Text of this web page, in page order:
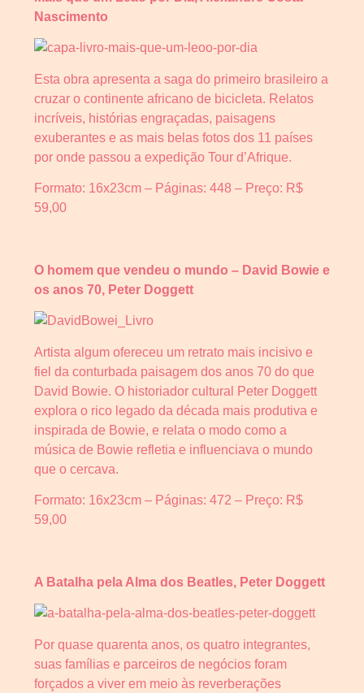
Nascimento
Esta obra apresenta a saga do primeiro brasileiro a
cruzar o continente africano de bicicleta. Relatos
incríveis, histórias engraçadas, paisagens
exuberantes e as mais belas fotos dos 11 países
por onde passou a expedição Tour d’Afrique.
Formato: 16x23cm – Páginas: 448 – Preço: R$
59,00
O homem que vendeu o mundo – David Bowie e
os anos 70, Peter Doggett
Artista algum ofereceu um retrato mais incisivo e
fiel da conturbada paisagem dos anos 70 do que
David Bowie. O historiador cultural Peter Doggett
explora o rico legado da década mais produtiva e
inspirada de Bowie, e relata o modo como a
música de Bowie refletia e influenciava o mundo
que o cercava.
Formato: 16x23cm – Páginas: 472 – Preço: R$
59,00
A Batalha pela Alma dos Beatles, Peter Doggett
Por quase quarenta anos, os quatro integrantes,
suas famílias e parceiros de negócios foram
forçados a viver em meio às reverberações